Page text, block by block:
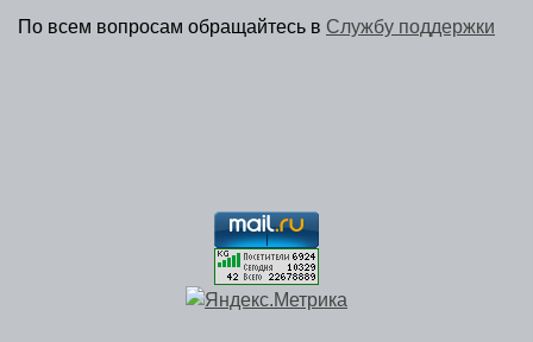
По всем вопросам обращайтесь в Службу поддержки